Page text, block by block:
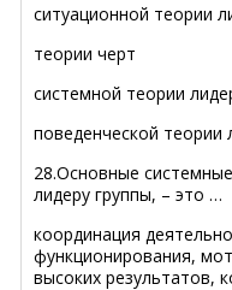
ситуационной теории
теории черт
системной теории
поведенческой теории
28.Основные
лидеру группы, – это …
координация
функционирования,
высоких результатов,